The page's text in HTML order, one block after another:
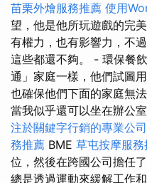
苗栗外燴服務推薦 使用
望，他是他所玩遊戲的完
有權力，也有影響力，不
這些都還不夠。 - 環保餐飲
通」家庭一樣，他們試圖
也確保他們下面的家庭無
當我似乎還可以坐在辦公
注於關鍵字行銷的專業公司
務推薦 BME 草屯按摩服務
位，然後在跨國公司擔任
總是透過運動來緩解工作